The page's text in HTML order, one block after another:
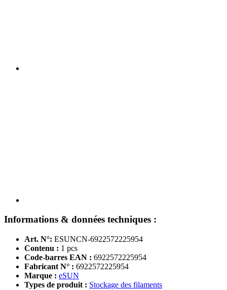
Informations & données techniques :
Art. N°: ESUNCN-6922572225954
Contenu : 1 pcs
Code-barres EAN : 6922572225954
Fabricant N° : 6922572225954
Marque : eSUN
Types de produit : Stockage des filaments